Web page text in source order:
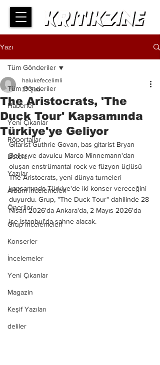
Yazı
Tüm Gönderiler
Haberler
Yeni Çıkanlar
Röportajlar
Listeler
Yazılar
Albüm İncelemeleri
Öneriler
Grup İncelemeleri
Konserler
İncelemeler
Yeni Çıkanlar
Magazin
Keşif Yazıları
deliler
Tüm Gönderiler
The Aristocrats, 'The
Duck Tour' Kapsamında
Türkiye'ye Geliyor
halukefecelimli
27 Şub
Gitarist Guthrie Govan, bas gitarist Bryan
Beller ve davulcu Marco Minnemann'dan
oluşan enstrümantal rock ve füzyon üçlüsü
The Aristocrats, yeni dünya turneleri
kapsamında Türkiye'de iki konser vereceğini
duyurdu. Grup, "The Duck Tour" dahilinde 28
Nisan 2026'da Ankara'da, 2 Mayıs 2026'da
ise İstanbul'da sahne alacak.